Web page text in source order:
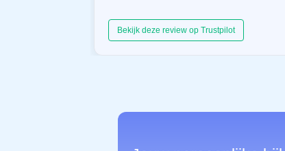
Bekijk deze review op Trustpilot